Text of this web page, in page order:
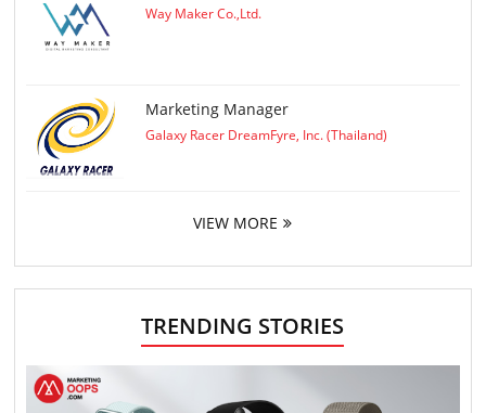
Way Maker Co.,Ltd.
Marketing Manager
Galaxy Racer DreamFyre, Inc. (Thailand)
VIEW MORE
TRENDING STORIES